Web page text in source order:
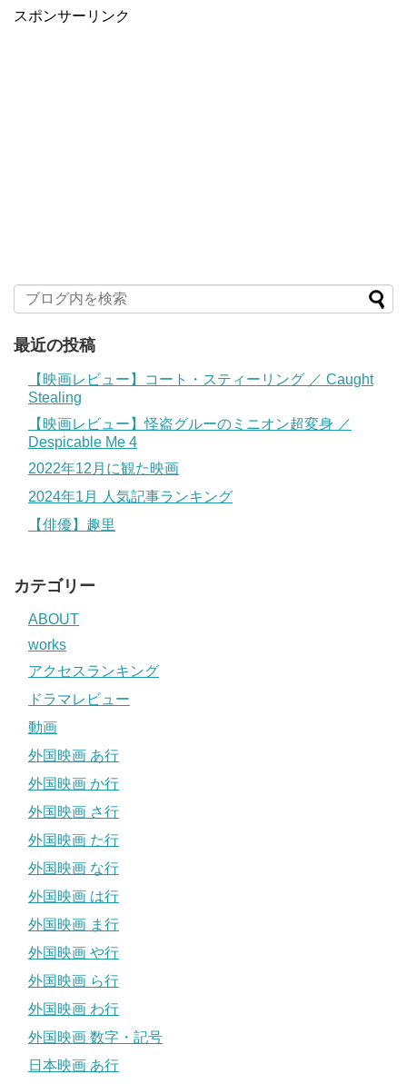
スポンサーリンク
最近の投稿
【映画レビュー】コート・スティーリング ／ Caught
Stealing
【映画レビュー】怪盗グルーのミニオン超変身 ／
Despicable Me 4
2022年12月に観た映画
2024年1月 人気記事ランキング
【俳優】趣里
カテゴリー
ABOUT
works
アクセスランキング
ドラマレビュー
動画
外国映画 あ行
外国映画 か行
外国映画 さ行
外国映画 た行
外国映画 な行
外国映画 は行
外国映画 ま行
外国映画 や行
外国映画 ら行
外国映画 わ行
外国映画 数字・記号
日本映画 あ行